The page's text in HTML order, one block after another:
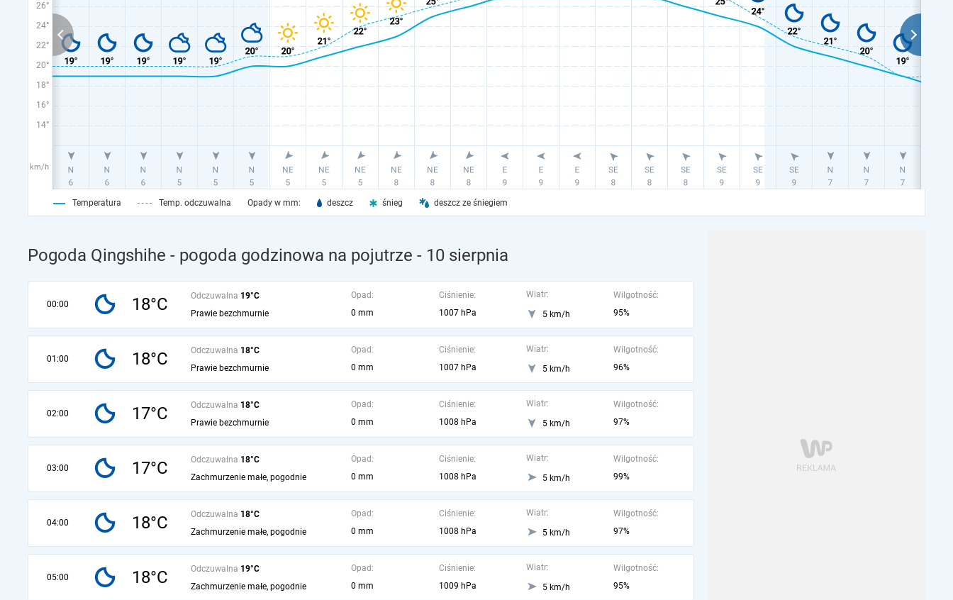
26°
24°
22°
20°
18°
16°
14°
km/h
Temperatura Temp. odczuwalna Opady w mm: deszcz śnieg deszcz ze śniegiem
Pogoda Qingshihe - pogoda godzinowa na pojutrze - 10 sierpnia
00:00 18°C Odczuwalna 19°C
Prawie bezchmurnie
Opad:
0 mm
Ciśnienie:
1007 hPa
Wiatr:
5 km/h
Wilgotność:
95%
01:00 18°C Odczuwalna 18°C
Prawie bezchmurnie
Opad:
0 mm
Ciśnienie:
1007 hPa
Wiatr:
5 km/h
Wilgotność:
96%
02:00 17°C Odczuwalna 18°C
Prawie bezchmurnie
Opad:
0 mm
Ciśnienie:
1008 hPa
Wiatr:
5 km/h
Wilgotność:
97%
03:00 17°C Odczuwalna 18°C
Zachmurzenie małe, pogodnie
Opad:
0 mm
Ciśnienie:
1008 hPa
Wiatr:
5 km/h
Wilgotność:
99%
04:00 18°C Odczuwalna 18°C
Zachmurzenie małe, pogodnie
Opad:
0 mm
Ciśnienie:
1008 hPa
Wiatr:
5 km/h
Wilgotność:
97%
05:00 18°C Odczuwalna 19°C
Zachmurzenie małe, pogodnie
Opad:
0 mm
Ciśnienie:
1009 hPa
Wiatr:
5 km/h
Wilgotność:
95%